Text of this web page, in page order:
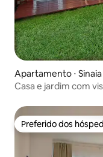
Apartamento ⋅ Sinaia
Casa e jardim com
Preferido dos
Preferido dos